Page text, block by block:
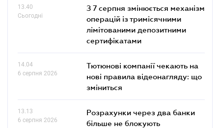
13.40
Сьогодні
З 7 серпня змінюється механізм
операцій із тримісячними
лімітованими депозитними
сертифікатами
14.04
6 серпня 2026
Тютюнові компанії чекають на
нові правила відеонагляду: що
зміниться
13.13
6 серпня 2026
Розрахунки через два банки
більше не блокують